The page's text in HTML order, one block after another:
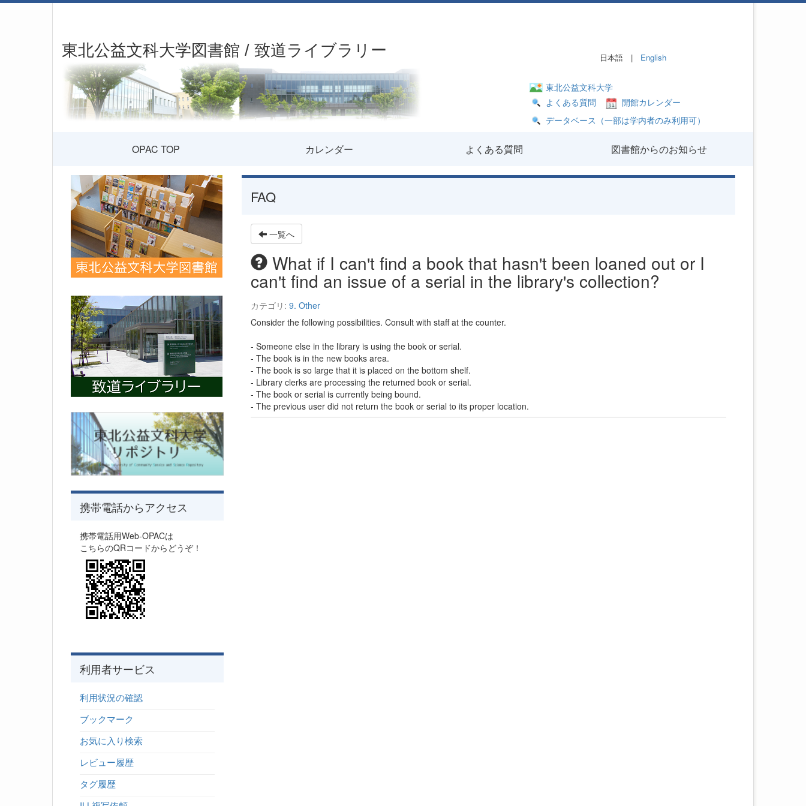
東北公益文科大学図書館 / 致道ライブラリー 日本語 | English
東北公益文科大学
よくある質問
開館カレンダー
データベース（一部は学内者のみ利用可）
OPAC TOP カレンダー よくある質問 図書館からのお知らせ
FAQ
一覧へ
What if I can't find a book that hasn't been loaned out or I
can't find an issue of a serial in the library's collection?
カテゴリ: 9. Other
Consider the following possibilities. Consult with staff at the counter.
- Someone else in the library is using the book or serial.
- The book is in the new books area.
- The book is so large that it is placed on the bottom shelf.
- Library clerks are processing the returned book or serial.
- The book or serial is currently being bound.
- The previous user did not return the book or serial to its proper location.
携帯電話からアクセス
携帯電話用Web-OPACは
こちらのQRコードからどうぞ！
利用者サービス
利用状況の確認
ブックマーク
お気に入り検索
レビュー履歴
タグ履歴